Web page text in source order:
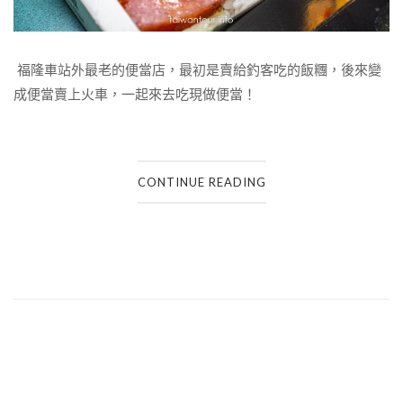
福隆車站外最老的便當店，最初是賣給釣客吃的飯糰，後來變
成便當賣上火車，一起來去吃現做便當！
CONTINUE READING